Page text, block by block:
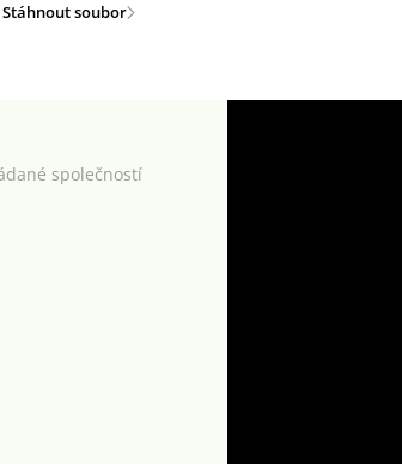
Stáhnout soubor
společností